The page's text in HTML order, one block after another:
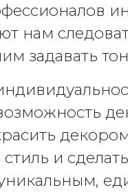
нам
задавать
и